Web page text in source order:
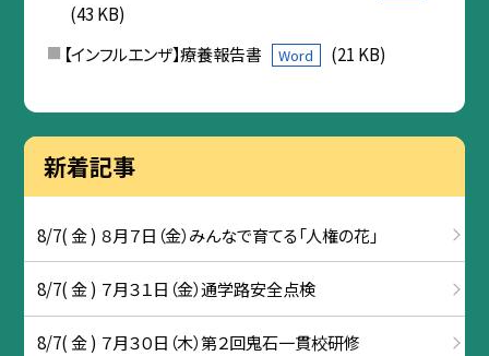
(43 KB)
【インフルエンザ】療養報告書
Word (21 KB)
新着記事
8/7( 金 ) ８月７日（金）みんなで育てる「人権の花」
8/7( 金 ) ７月３１日（金）通学路安全点検
8/7( 金 ) ７月３０日（木）第２回鬼石一貫校研修